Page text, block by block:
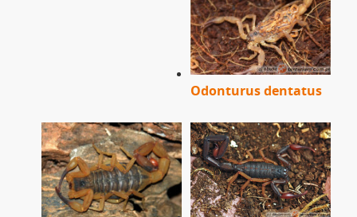
Odonturus dentatus